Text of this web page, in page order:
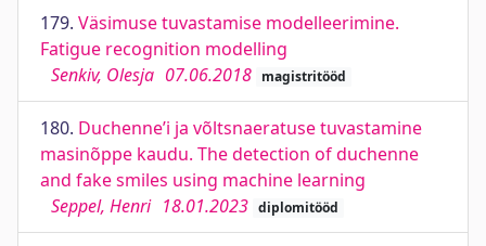
179. Väsimuse tuvastamise modelleerimine.
Fatigue recognition modelling
Senkiv, Olesja 07.06.2018 magistritööd
180. Duchenne’i ja võltsnaeratuse tuvastamine
masinõppe kaudu. The detection of duchenne
and fake smiles using machine learning
Seppel, Henri 18.01.2023 diplomitööd